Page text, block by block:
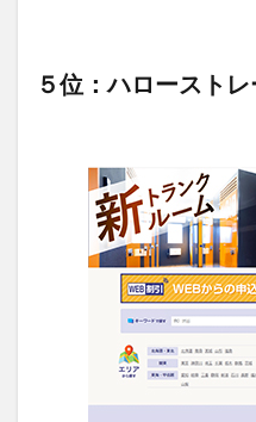
５位：ハロースト